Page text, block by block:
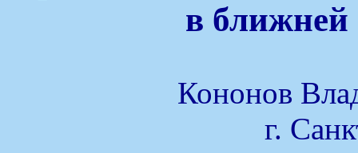
в ближней
Кононов
г.